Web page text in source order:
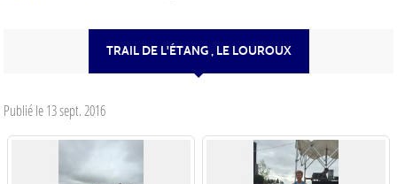
TRAIL DE L'ÉTANG , LE LOUROUX
Publié le13 sept. 2016